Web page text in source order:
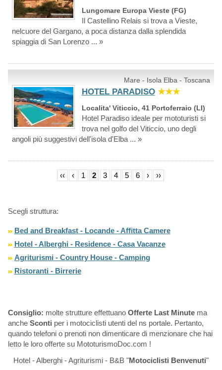
Lungomare Europa Vieste (FG)
Il Castellino Relais si trova a Vieste,
nelcuore del Gargano, a poca distanza dalla splendida
spiaggia di San Lorenzo ... »
Mare - Isola Elba - Toscana
HOTEL PARADISO ★★★
Localita' Viticcio, 41 Portoferraio (LI)
Hotel Paradiso ideale per mototuristi si
trova nel golfo del Viticcio, uno degli
angoli più suggestivi dell'isola d'Elba ... »
‹‹ ‹ 1 2 3 4 5 6 › ››
Scegli struttura:
Bed and Breakfast - Locande - Affitta Camere
Hotel - Alberghi - Residence - Casa Vacanze
Agriturismi - Country House - Camping
Ristoranti - Birrerie
Consiglio: molte strutture effettuano Offerte Last Minutema
anche Sconti per i motociclisti utenti del ns portale. Pertanto,
quando telefoni o prenoti non dimenticare di menzionare che hai
letto le loro offerte su MototurismoDoc.com !
Hotel - Alberghi - Agriturismi - B&B "Motociclisti Benvenuti"